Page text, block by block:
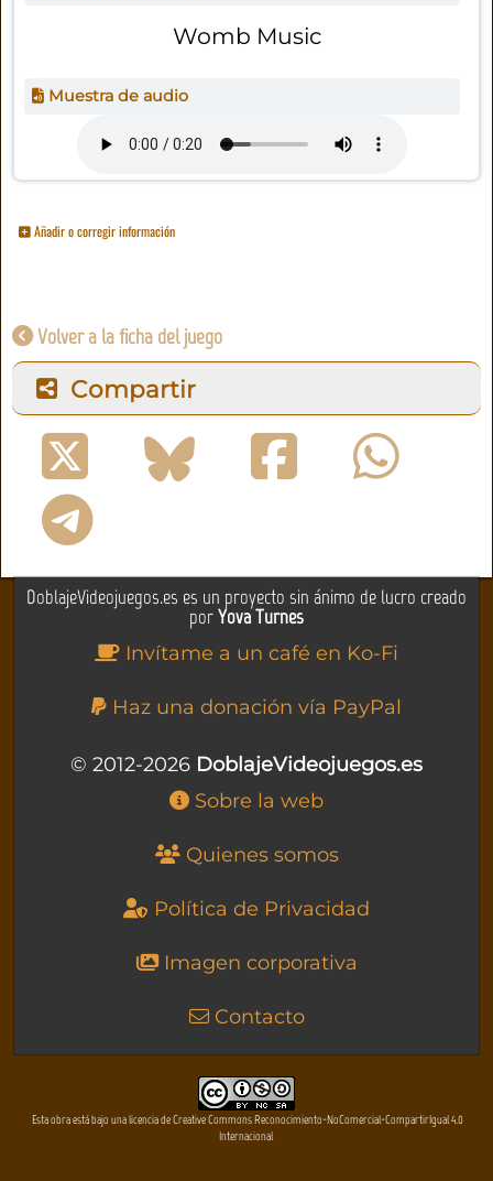
Womb Music
Muestra de audio
Añadir o corregir información
Volver a la ficha del juego
Compartir
DoblajeVideojuegos.es es un proyecto sin ánimo de lucro creado
porYova Turnes
Invítame a un café en Ko-Fi
Haz una donación vía PayPal
© 2012-2026 DoblajeVideojuegos.es
Sobre la web
Quienes somos
Política de Privacidad
Imagen corporativa
Contacto
Esta obra está bajo una licencia de Creative Commons Reconocimiento-NoComercial-CompartirIgual 4.0
Internacional